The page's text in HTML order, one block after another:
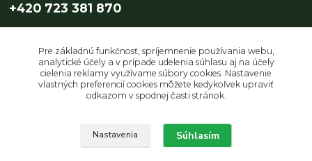
+420 723 381 870
Upravit sběr cookies.
Pre základnú funkčnosť, spríjemnenie používania webu,
analytické účely a v prípade udelenia súhlasu aj na účely
cielenia reklamy využívame súbory cookies. Nastavenie
vlastných preferencií cookies môžete kedykoľvek upraviť
odkazom v spodnej časti stránok.
Nastavenia Súhlasím